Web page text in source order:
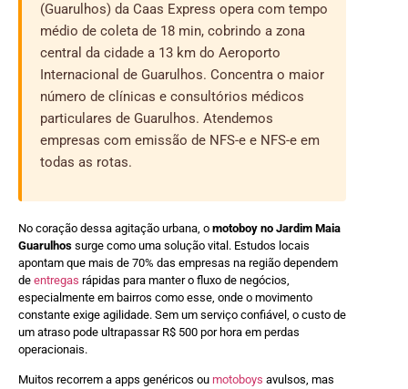
(Guarulhos) da Caas Express opera com tempo
médio de coleta de 18 min, cobrindo a zona
central da cidade a 13 km do Aeroporto
Internacional de Guarulhos. Concentra o maior
número de clínicas e consultórios médicos
particulares de Guarulhos. Atendemos
empresas com emissão de NFS-e e NFS-e em
todas as rotas.
No coração dessa agitação urbana, o motoboy no Jardim Maia
Guarulhos surge como uma solução vital. Estudos locais
apontam que mais de 70% das empresas na região dependem
de entregas rápidas para manter o fluxo de negócios,
especialmente em bairros como esse, onde o movimento
constante exige agilidade. Sem um serviço confiável, o custo de
um atraso pode ultrapassar R$ 500 por hora em perdas
operacionais.
Muitos recorrem a apps genéricos ou motoboys avulsos, mas